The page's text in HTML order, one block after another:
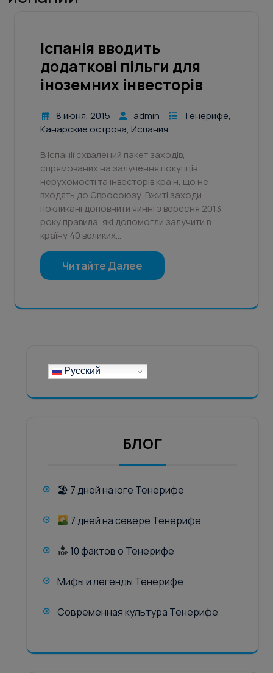
Іспанія вводить
додаткові пільги для
іноземних інвесторів
8 июня, 2015 admin
Тенерифе,
Канарские острова, Испания
В Іспанії схвалений пакет заходів,
спрямованих на залучення покупців
нерухомості та інвесторів країн, що не
входять до Євросоюзу. Вжиті заходи
покликані доповнити чинні з вересня 2013
року правила, які допомогли залучити в
країну 40 великих…
Читайте Далее
Русский
БЛОГ
🏖 7 дней на юге Тенерифе
7 дней на севере Тенерифе
10 фактов о Тенерифе
Мифы и легенды Тенерифе
Современная культура Тенерифе